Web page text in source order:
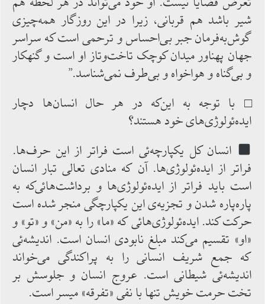
‌شیر باشد هم‌ قربانی، زیرا در این روزگار همه‌چیزی
گوش‌به‌فرمان جبر بی‌احساس‌ و ترحمی ‌است که ‌سراسر
جهان پهناور میدان کوچک تاخت‌وتاز او است و گنهکار
و بی‌گناه و هواخواه‌ و بی‌طرف نمی‌شناسد.”
□ با توجه به‌ این‌که‌ در هر حال ‌انسان‌ها دچار
ایده‌ئولوژی‌های خود هستند؟
انسان کل یکپارچه‌ئی ‌است فراتر از این حرف‌ها.
فراتر از ایده‌ئولوژی‌ها. آن‌ که‌ منادی تعالی تبار انسان
است باید فراتر از ایده‌ئولوژی‌ها و برداشت‌هائی‌که به
‌پاره‌پاره ‌شدن و تجزیه‌ی این یکپارچگی ‌منجر شده ‌است
حرکت کند. ایده‌ئولوژی‌هائی‌ که «ما» را به «من» و «تو» و
«او» تقسیم ‌می‌کند مبلغ نابودی ‌انسان ‌است. اندیشه‌ئی‌
که ‌جمع شریف ‌انسانی را به ‌پراکندگی می‌خواند
اندیشه‌ئی شیطانی است. عروج‌ انسان و جلوسش بر
تخت حرمت خویش تنها با نفی «تفرقه» میسر است.